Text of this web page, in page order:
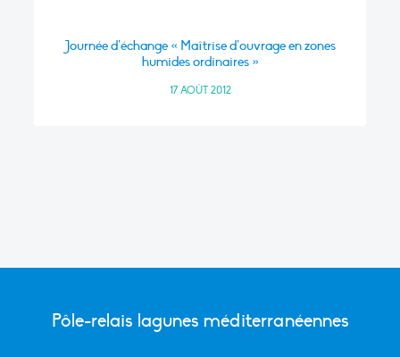
Journée d’échange « Maîtrise d’ouvrage en zones
humides ordinaires »
17 AOÛT 2012
Pôle-relais lagunes méditerranéennes